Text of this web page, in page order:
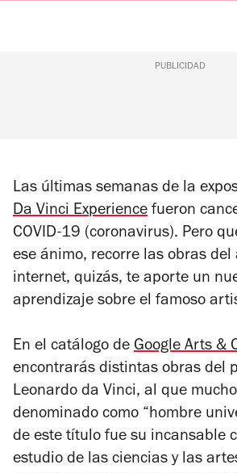
PUBLICIDAD
Las últimas semanas de la
Da Vinci Experience fueron
COVID-19 (coronavirus). Pero
ese ánimo, recorre las obras
internet, quizás, te aporte un
aprendizaje sobre el famoso
En el catálogo de Google Arts &
encontrarás distintas obras del
Leonardo da Vinci, al que
denominado como “hombre
de este título fue su incansable
estudio de las ciencias y las